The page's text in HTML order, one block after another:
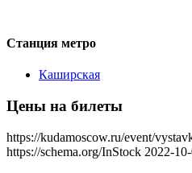
Станция метро
Каширская
Цены на билеты
https://kudamoscow.ru/event/
https://schema.org/InStock 2022-